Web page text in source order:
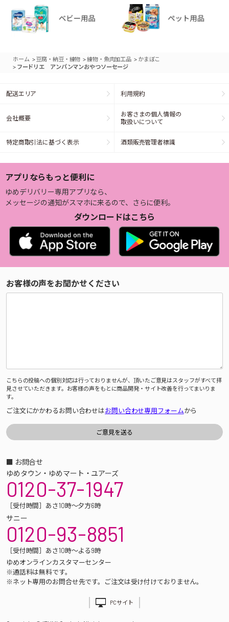
ホーム >豆腐・納豆・練物 >練物・魚肉加工品 > かまぼこ
> フードリエ アンパンマンおやつソーセージ
配送エリア 利用規約
会社概要
お客さまの個人情報の
取扱いについて
特定商取引法に基づく表示 酒類販売管理者標識
アプリならもっと便利に
ゆめデリバリー専用アプリなら、
メッセージの通知がスマホに来るので、さらに便利。
ダウンロードはこちら
お客様の声をお聞かせください
こちらの投稿への個別対応は行っておりませんが、頂いたご意見はスタッフがすべて拝
見させていただきます。お客様の声をもとに商品開発・サイト改善を行ってまいりま
す。
ご注文にかかわるお問い合わせはお問い合わせ専用フォームから
■ お問合せ
ゆめタウン・ゆめマート・ユアーズ
0120-37-1947
［受付時間］あさ10時～夕方6時
サニー
0120-93-8851
［受付時間］あさ10時～よる9時
ゆめオンラインカスタマーセンター
※通話料は無料です。
※ネット専用のお問合せ先です。ご注文は受け付けておりません。
PCサイト